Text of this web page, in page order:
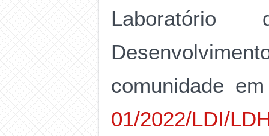
comunidade
01/2022/LDI/